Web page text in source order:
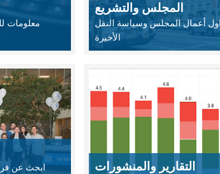
المجلس والتشريع
أعمال المجلس وسياسة النقل
الأخيرة
معلومات
التقارير والمنشورات
ابحث عن